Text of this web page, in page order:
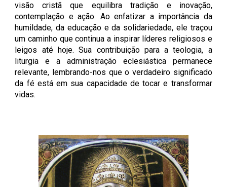
visão cristã que equilibra tradição e inovação,
contemplação e ação. Ao enfatizar a importância da
humildade, da educação e da solidariedade, ele traçou
um caminho que continua a inspirar líderes religiosos e
leigos até hoje. Sua contribuição para a teologia, a
liturgia e a administração eclesiástica permanece
relevante, lembrando-nos que o verdadeiro significado
da fé está em sua capacidade de tocar e transformar
vidas.